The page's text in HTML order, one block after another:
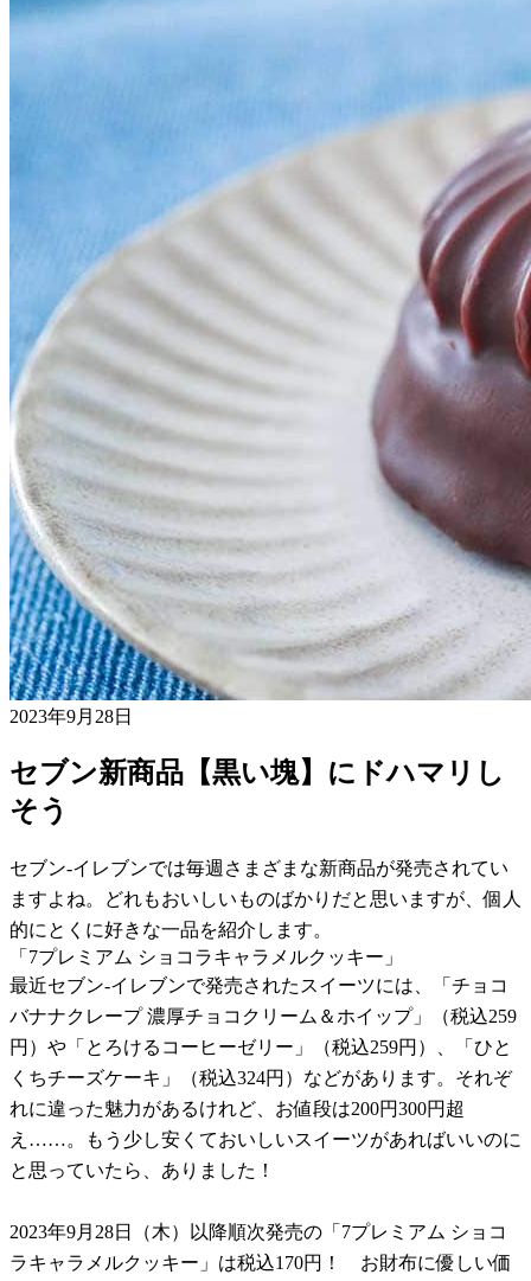
2023年9月28日
セブン新商品【黒い塊】にドハマリし
そう
セブン-イレブンでは毎週さまざまな新商品が発売されてい
ますよね。どれもおいしいものばかりだと思いますが、個人
的にとくに好きな一品を紹介します。
「7プレミアム ショコラキャラメルクッキー」
最近セブン-イレブンで発売されたスイーツには、「チョコ
バナナクレープ 濃厚チョコクリーム＆ホイップ」（税込259
円）や「とろけるコーヒーゼリー」（税込259円）、「ひと
くちチーズケーキ」（税込324円）などがあります。それぞ
れに違った魅力があるけれど、お値段は200円300円超
え……。もう少し安くておいしいスイーツがあればいいのに
と思っていたら、ありました！
2023年9月28日（木）以降順次発売の「7プレミアム ショコ
ラキャラメルクッキー」は税込170円！ お財布に優しい価